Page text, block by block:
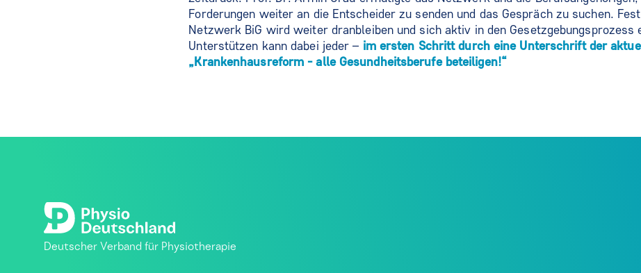
Forderungen weiter an die Entscheider zu senden und das Gespräch zu suchen.
Netzwerk BiG wird weiter dranbleiben und sich aktiv in den Gesetzgebungsprozess
Unterstützen kann dabei jeder – im ersten Schritt durch eine Unterschrift der
„Krankenhausreform - alle Gesundheitsberufe beteiligen!“
Deutscher Verband für Physiotherapie